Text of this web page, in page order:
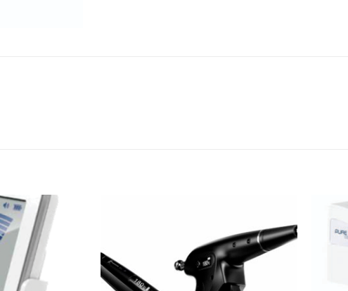
Adicionar
Favoritos
Adicionar
Favoritos